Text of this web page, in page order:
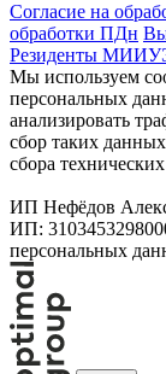
Согласие на
обработки ПДн
Резиденты
Мы используем
персональных
анализировать
сбор таких
сбора
ИП Нефёдов
ИП:
персональных